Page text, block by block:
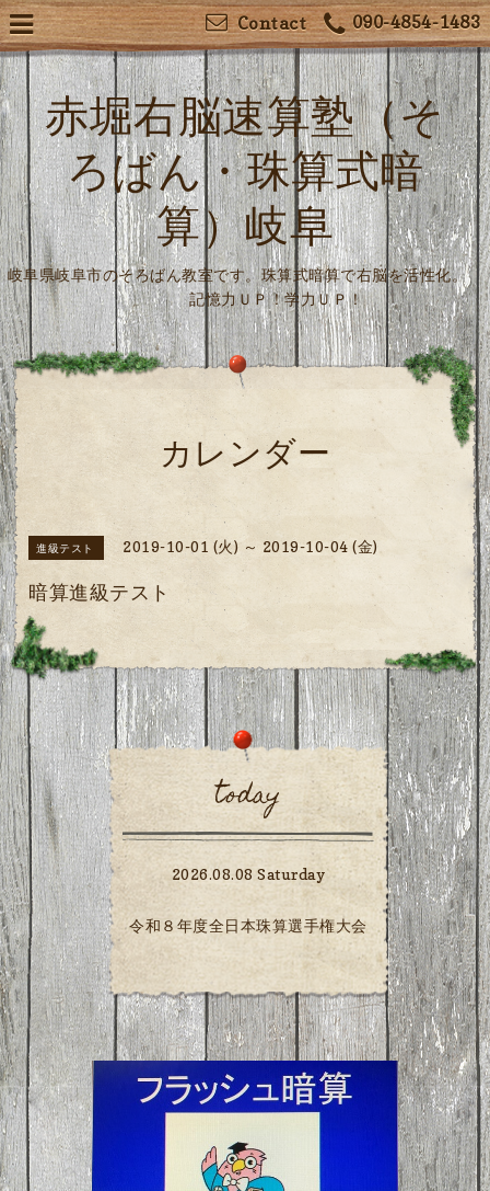
090-4854-1483
Contact
赤堀右脳速算塾（そ
ろばん・珠算式暗
算）岐阜
岐阜県岐阜市のそろばん教室です。珠算式暗算で右脳を活性化。
記憶力ＵＰ！学力ＵＰ！
カレンダー
進級テスト 2019-10-01 (火) ～ 2019-10-04 (金)
暗算進級テスト
today
2026.08.08 Saturday
令和８年度全日本珠算選手権大会